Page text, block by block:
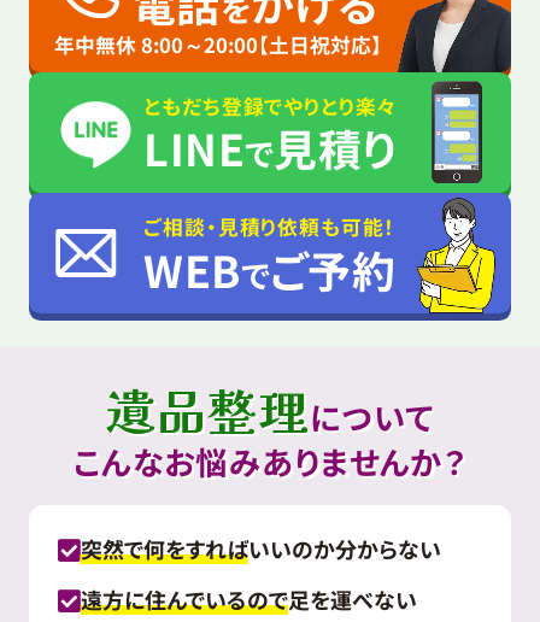
年中無休 8:00～20:00【土日祝対応】
ともだち登録でやりとり楽々
LINEで見積り
ご相談・見積り依頼も可能！
WEBでご予約
遺品整理について
こんなお悩みありませんか？
突然で何をすればいいのか分からない
遠方に住んでいるので足を運べない